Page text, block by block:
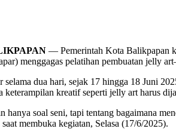
— Pemerintah Kota Balikpapan
menggagas pelatihan pembuatan jelly
selama dua hari, sejak 17 hingga 18 Juni
keterampilan kreatif seperti jelly art harus
hanya soal seni, tapi tentang bagaimana
membuka kegiatan, Selasa (17/6/2025).